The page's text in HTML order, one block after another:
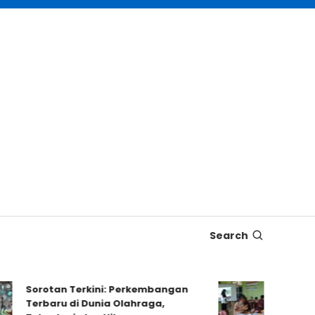
Search
Sorotan Terkini: Perkembangan
Terbaru di Dunia Olahraga,
Dampak
Proyek